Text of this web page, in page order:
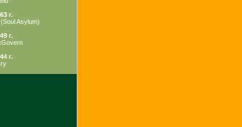
г.
Soul Asylum)
г.
г.